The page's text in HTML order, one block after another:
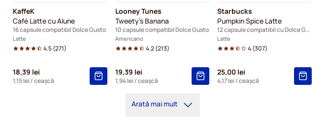
KaffeK
Café Latte cu Alune
16 capsule compatibil Dolce Gusto
Latte
4.5(271)
18,39 lei
1,15 lei / ceașcă
Looney Tunes
Tweety's Banana
10 capsule compatibil Dolce Gusto
Americano
4.2(213)
19,39 lei
1,94 lei / ceașcă
Starbucks
Pumpkin Spice Latte
12 capsule compatibil cu Dolce Gusto
Latte
4(307)
25,00 lei
4,17 lei / ceașcă
Arată mai mult